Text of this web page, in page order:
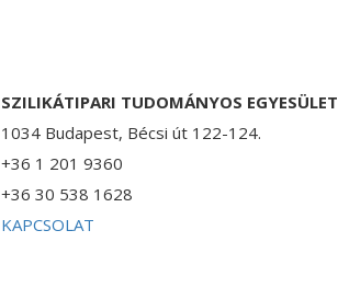
SZILIKÁTIPARI TUDOMÁNYOS EGYESÜLET
1034 Budapest, Bécsi út 122-124.
+36 1 201 9360
+36 30 538 1628
KAPCSOLAT